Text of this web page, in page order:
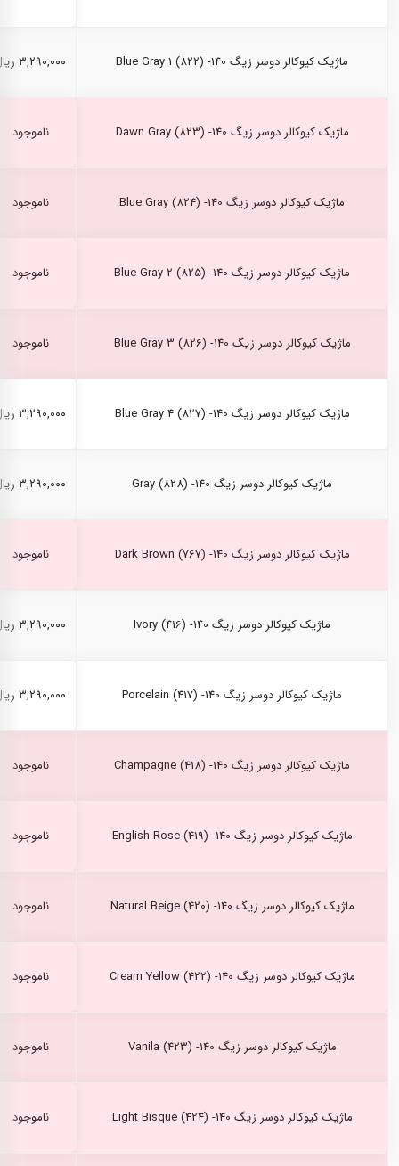
ماژیک کیوکالر دوسر زیگ Blue Gray 1 (822) -140 ۳,۲۹۰,۰۰۰ ریال
ماژیک کیوکالر دوسر زیگ Dawn Gray (823) -140 ناموجود
ماژیک کیوکالر دوسر زیگ Blue Gray (824) -140 ناموجود
ماژیک کیوکالر دوسر زیگ Blue Gray 2 (825) -140 ناموجود
ماژیک کیوکالر دوسر زیگ Blue Gray 3 (826) -140 ناموجود
ماژیک کیوکالر دوسر زیگ Blue Gray 4 (827) -140 ۳,۲۹۰,۰۰۰ ریال
ماژیک کیوکالر دوسر زیگ Gray (828) -140 ۳,۲۹۰,۰۰۰ ریال
ماژیک کیوکالر دوسر زیگ Dark Brown (767) -140 ناموجود
ماژیک کیوکالر دوسر زیگ Ivory (416) -140 ۳,۲۹۰,۰۰۰ ریال
ماژیک کیوکالر دوسر زیگ Porcelain (417) -140 ۳,۲۹۰,۰۰۰ ریال
ماژیک کیوکالر دوسر زیگ Champagne (418) -140 ناموجود
ماژیک کیوکالر دوسر زیگ English Rose (419) -140 ناموجود
ماژیک کیوکالر دوسر زیگ Natural Beige (420) -140 ناموجود
ماژیک کیوکالر دوسر زیگ Cream Yellow (422) -140 ناموجود
ماژیک کیوکالر دوسر زیگ Vanila (423) -140 ناموجود
ماژیک کیوکالر دوسر زیگ Light Bisque (424) -140 ناموجود